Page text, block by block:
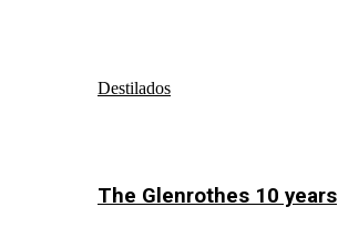
Destilados
The Glenrothes 10 years